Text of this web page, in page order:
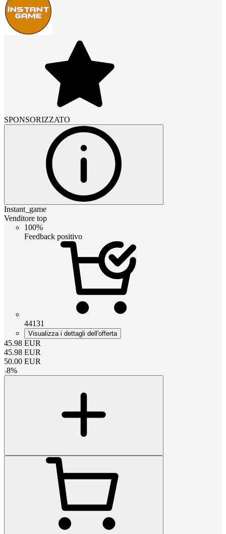
SPONSORIZZATO
Instant_game
Venditore top
100%
Feedback positivo
44131
Visualizza i dettagli dell'offerta
45.98 EUR
45.98 EUR
50.00 EUR
-8%